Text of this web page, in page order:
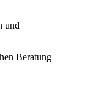
und
Beratung